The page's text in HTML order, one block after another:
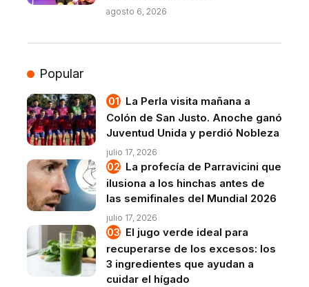
agosto 6, 2026
Popular
La Perla visita mañana a
Colón de San Justo. Anoche ganó
Juventud Unida y perdió Nobleza
julio 17, 2026
La profecía de Parravicini que
ilusiona a los hinchas antes de
las semifinales del Mundial 2026
julio 17, 2026
El jugo verde ideal para
recuperarse de los excesos: los
3 ingredientes que ayudan a
cuidar el hígado